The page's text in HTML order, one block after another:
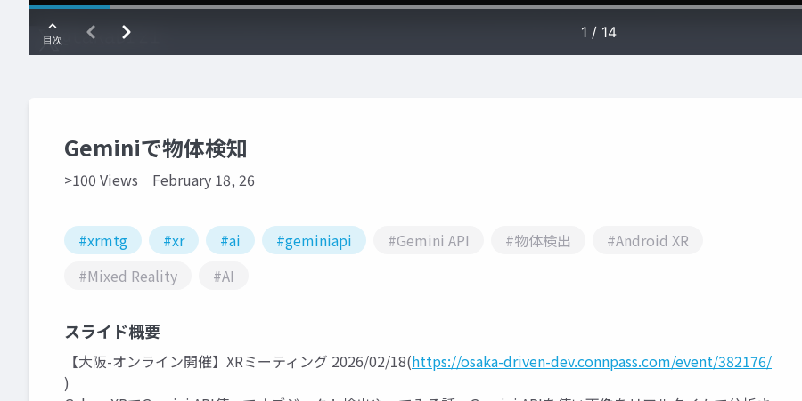
Geminiで物体検知
>100 Views February 18, 26
#xrmtg #xr #ai #geminiapi #Gemini API #物体検出
#Android XR
#Mixed Reality
#AI
スライド概要
【大阪-オンライン開催】XRミーティング 2026/02/18(https://osaka-driven-dev.connpass.com/event/382176/
)